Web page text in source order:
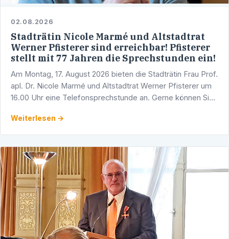
02.08.2026
Stadträtin Nicole Marmé und Altstadtrat
Werner Pfisterer sind erreichbar! Pfisterer
stellt mit 77 Jahren die Sprechstunden ein!
Am Montag, 17. August 2026 bieten die Stadträtin Frau Prof.
apl. Dr. Nicole Marmé und Altstadtrat Werner Pfisterer um
16.00 Uhr eine Telefonsprechstunde an. Gerne können Sie
Weiterlesen →